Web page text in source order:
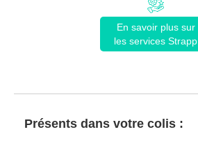
En savoir plus sur
les services Strapp
Présents dans votre colis :